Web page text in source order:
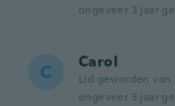
ongeveer 3 jaar
C Carol
Lid geworden van
ongeveer 3 jaar